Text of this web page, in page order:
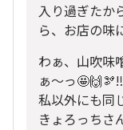
入り過ぎたか
ら、お店の味
わぁ、山吹味
ぁ〜っ
私以外にも同
きょろっちさ